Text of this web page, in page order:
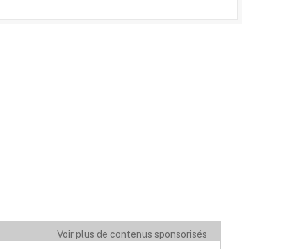
Voir plus de contenus sponsorisés